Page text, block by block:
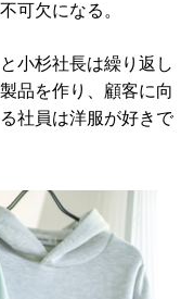
可欠になる。
小杉社長は繰り返し
品を作り、顧客に向
社員は洋服が好きで